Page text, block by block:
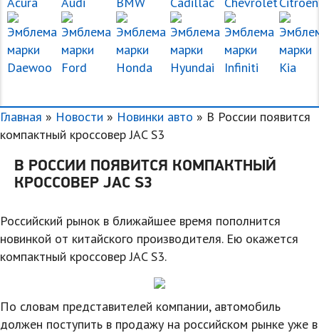
Главная » Новости » Новинки авто » В России появится
компактный кроссовер JAC S3
В РОССИИ ПОЯВИТСЯ КОМПАКТНЫЙ
КРОССОВЕР JAC S3
Российский рынок в ближайшее время пополнится
новинкой от китайского производителя. Ею окажется
компактный кроссовер JAC S3.
По словам представителей компании, автомобиль
должен поступить в продажу на российском рынке уже в